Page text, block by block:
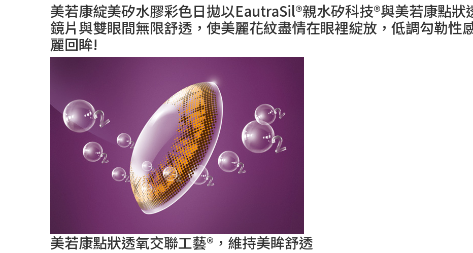
美若康綻美矽水膠彩色日拋以EautraSil®親水矽科技®與美若康點狀
鏡片與雙眼間無限舒透，使美麗花紋盡情在眼裡綻放，低調勾勒性
麗回眸!
美若康點狀透氧交聯工藝®，維持美眸舒透